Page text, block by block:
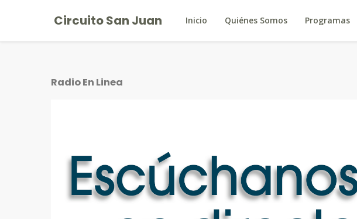
Circuito San Juan Inicio Quiénes Somos Programas
Radio En Linea